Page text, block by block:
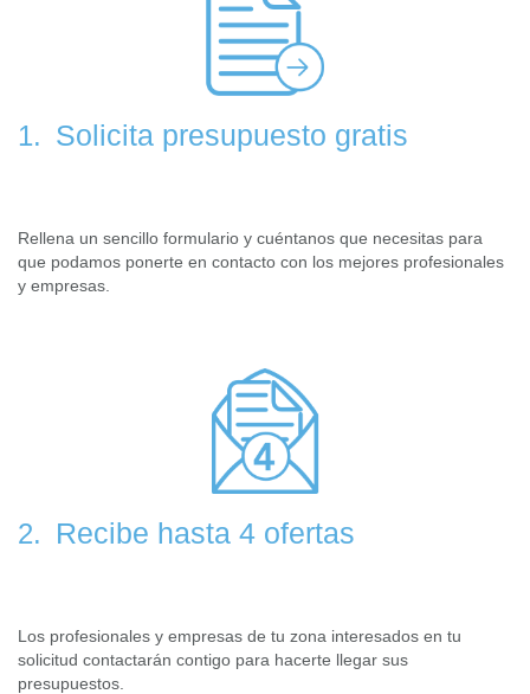
1. Solicita presupuesto gratis
Rellena un sencillo formulario y cuéntanos que necesitas para
que podamos ponerte en contacto con los mejores profesionales
y empresas.
2. Recibe hasta 4 ofertas
Los profesionales y empresas de tu zona interesados en tu
solicitud contactarán contigo para hacerte llegar sus
presupuestos.